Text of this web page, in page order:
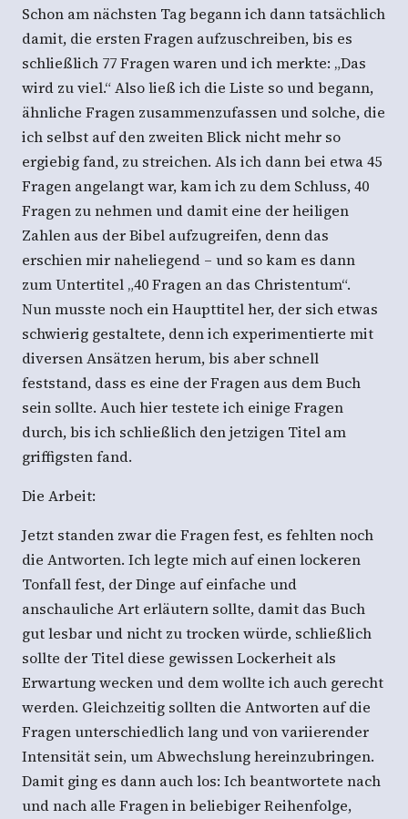
Schon am nächsten Tag begann ich dann tatsächlich
damit, die ersten Fragen aufzuschreiben, bis es
schließlich 77 Fragen waren und ich merkte: „Das
wird zu viel.“ Also ließ ich die Liste so und begann,
ähnliche Fragen zusammenzufassen und solche, die
ich selbst auf den zweiten Blick nicht mehr so
ergiebig fand, zu streichen. Als ich dann bei etwa 45
Fragen angelangt war, kam ich zu dem Schluss, 40
Fragen zu nehmen und damit eine der heiligen
Zahlen aus der Bibel aufzugreifen, denn das
erschien mir naheliegend – und so kam es dann
zum Untertitel „40 Fragen an das Christentum“.
Nun musste noch ein Haupttitel her, der sich etwas
schwierig gestaltete, denn ich experimentierte mit
diversen Ansätzen herum, bis aber schnell
feststand, dass es eine der Fragen aus dem Buch
sein sollte. Auch hier testete ich einige Fragen
durch, bis ich schließlich den jetzigen Titel am
griffigsten fand.
Die Arbeit:
Jetzt standen zwar die Fragen fest, es fehlten noch
die Antworten. Ich legte mich auf einen lockeren
Tonfall fest, der Dinge auf einfache und
anschauliche Art erläutern sollte, damit das Buch
gut lesbar und nicht zu trocken würde, schließlich
sollte der Titel diese gewissen Lockerheit als
Erwartung wecken und dem wollte ich auch gerecht
werden. Gleichzeitig sollten die Antworten auf die
Fragen unterschiedlich lang und von variierender
Intensität sein, um Abwechslung hereinzubringen.
Damit ging es dann auch los: Ich beantwortete nach
und nach alle Fragen in beliebiger Reihenfolge,